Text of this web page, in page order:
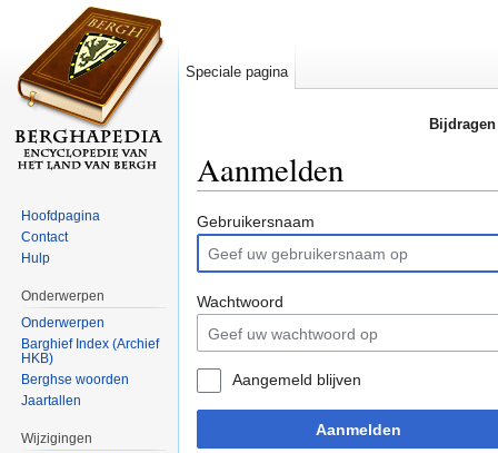
Aanmelden
Gebruikersnaam
Wachtwoord
Aangemeld blijven
Aanmelden
Speciale pagina
Hoofdpagina
Contact
Hulp
Onderwerpen
Onderwerpen
Barghief Index (Archief
HKB)
Berghse woorden
Jaartallen
Wijzigingen